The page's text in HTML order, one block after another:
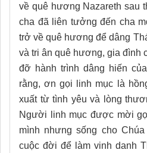
về quê hương Nazareth sau
cha đã liên tưởng đến cha
trở về quê hương để dâng
và tri ân quê hương, gia đình
đỡ hành trình dâng hiến
rằng, ơn gọi linh mục là
xuất từ tình yêu và lòng
Người linh mục được mời
mình nhưng sống cho
cuộc đời để làm vinh danh